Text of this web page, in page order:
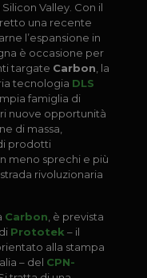
Valley. Con il
una recente
l’espansione in
è occasione per
targate Carbon , la
tecnologia DLS
famiglia di
nuove opportunità
di massa,
prodotti
meno sprechi e più
rivoluzionaria
Carbon , è prevista
Prototek – il
alla stampa
– del CPN-